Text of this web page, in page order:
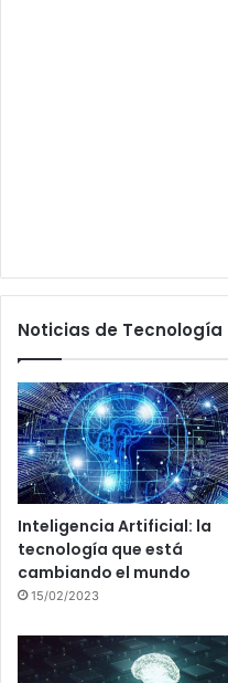
Noticias de Tecnología
Inteligencia Artificial: la
tecnología que está
cambiando el mundo
15/02/2023